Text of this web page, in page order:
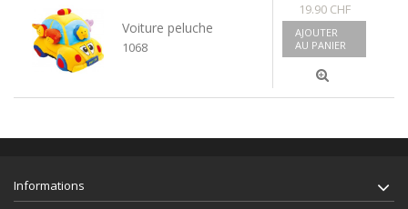
Voiture peluche
1068
19.90 CHF
AJOUTER
AU PANIER
Informations